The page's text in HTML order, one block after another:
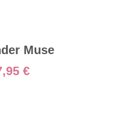
Muse
€